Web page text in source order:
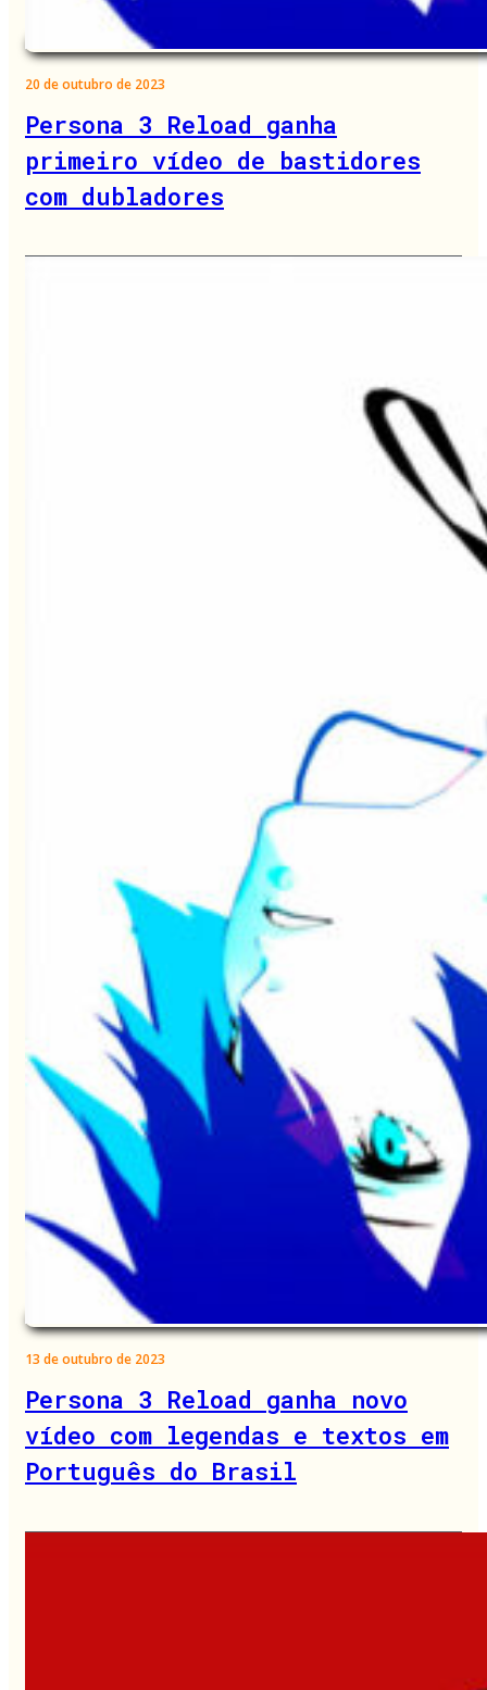
20 de outubro de 2023
Persona 3 Reload ganha
primeiro vídeo de bastidores
com dubladores
13 de outubro de 2023
Persona 3 Reload ganha novo
vídeo com legendas e textos em
Português do Brasil